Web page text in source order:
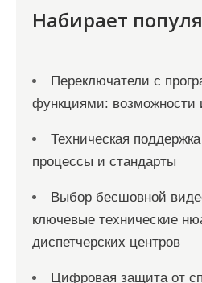
Набирает
Переключатели с
функциями: возможности
Техническая
процессы и стандарты
Выбор бесшовной
ключевые технические
диспетчерских центров
Цифровая защита от